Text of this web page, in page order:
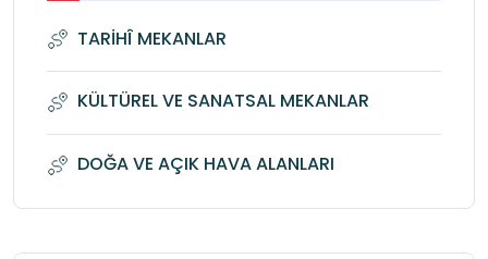
TARİHÎ MEKANLAR
KÜLTÜREL VE SANATSAL MEKANLAR
DOĞA VE AÇIK HAVA ALANLARI